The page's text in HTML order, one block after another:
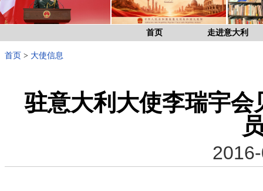
首页 走进意大利
首页 > 大使信息
驻意大利大使李瑞宇